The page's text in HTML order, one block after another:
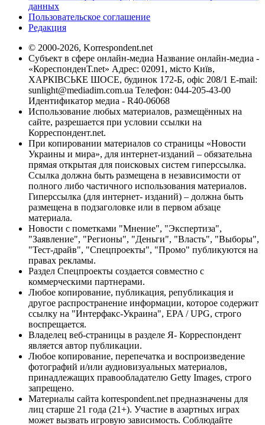
данных
Пользовательское соглашение
Редакция
© 2000-2026, Korrespondent.net
Субъект в сфере онлайн-медиа Название онлайн-медиа -
«КореспонденТ.net» Адрес: 02091, місто Київ,
ХАРКІВСЬКЕ ШОСЕ, будинок 172-Б, офіс 208/1 E-mail:
sunlight@mediadim.com.ua Телефон: 044-205-43-00
Идентификатор медиа - R40-06068
Использование любых материалов, размещённых на
сайте, разрешается при условии ссылки на
Корреспондент.net.
При копировании материалов со страницы «Новости
Украины и мира», для интернет-изданий – обязательна
прямая открытая для поисковых систем гиперссылка.
Ссылка должна быть размещена в независимости от
полного либо частичного использования материалов.
Гиперссылка (для интернет- изданий) – должна быть
размещена в подзаголовке или в первом абзаце
материала.
Новости с пометками "Мнение", "Экспертиза",
"Заявление", "Регионы", "Деньги", "Власть", "Выборы",
"Тест-драйв", "Спецпроекты", "Промо" публикуются на
правах рекламы.
Раздел Спецпроекты создается совместно с
коммерческими партнерами.
Любое копирование, публикация, републикация и
другое распространение информации, которое содержит
ссылку на "Интерфакс-Украина", EPA / UPG, строго
воспрещается.
Владелец веб-страницы в разделе Я- Корреспондент
является автор публикации.
Любое копирование, перепечатка и воспроизведение
фотографий и/или аудиовизуальных материалов,
принадлежащих правообладателю Getty Images, строго
запрещено.
Материалы сайта korrespondent.net предназначены для
лиц старше 21 года (21+). Участие в азартных играх
может вызвать игровую зависимость. Соблюдайте